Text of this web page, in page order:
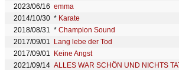
2023/06/16 emma
2014/10/30 * Karate
2018/08/31 * Champion Sound
2017/09/01
Lang lebe der Tod
2017/09/01
Keine Angst
2021/09/14